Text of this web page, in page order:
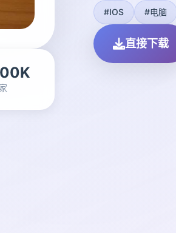
#IOS #电脑
直接下载